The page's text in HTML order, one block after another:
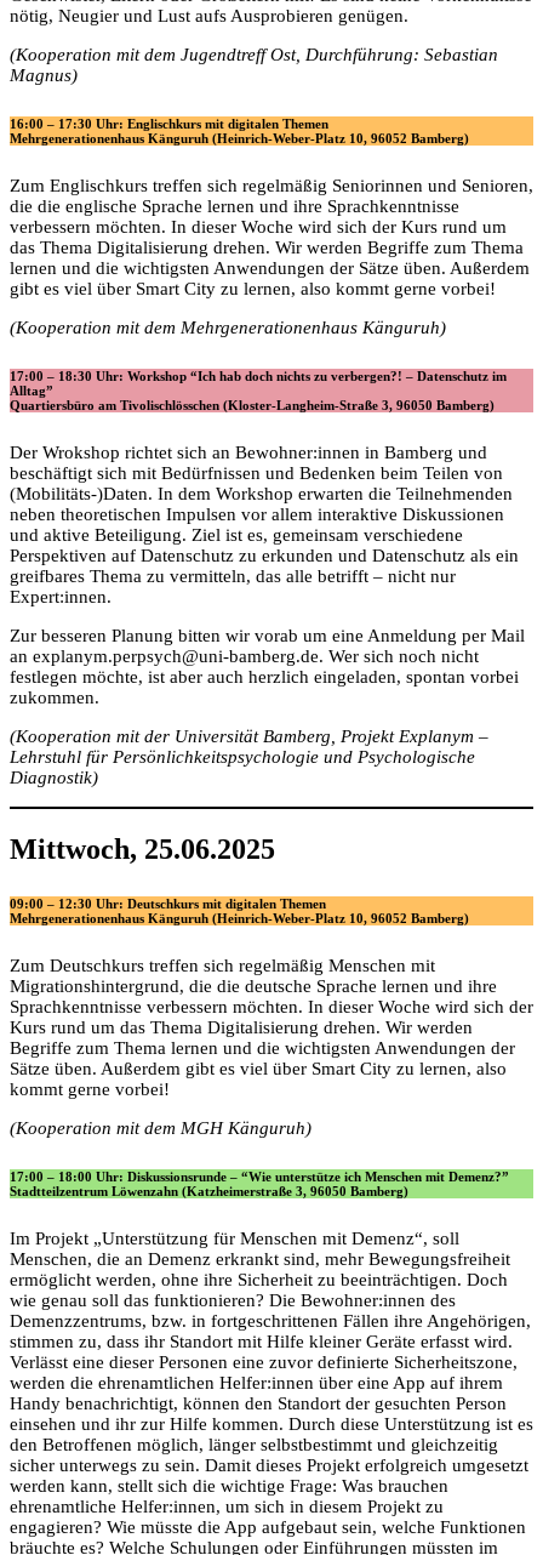
nötig, Neugier und Lust aufs Ausprobieren genügen.
(Kooperation mit dem Jugendtreff Ost, Durchführung: Sebastian
Magnus)
16:00 – 17:30 Uhr: Englischkurs mit digitalen Themen
Mehrgenerationenhaus Känguruh (Heinrich-Weber-Platz 10, 96052 Bamberg)
Zum Englischkurs treffen sich regelmäßig Seniorinnen und Senioren,
die die englische Sprache lernen und ihre Sprachkenntnisse
verbessern möchten. In dieser Woche wird sich der Kurs rund um
das Thema Digitalisierung drehen. Wir werden Begriffe zum Thema
lernen und die wichtigsten Anwendungen der Sätze üben. Außerdem
gibt es viel über Smart City zu lernen, also kommt gerne vorbei!
(Kooperation mit dem Mehrgenerationenhaus Känguruh)
17:00 – 18:30 Uhr: Workshop “Ich hab doch nichts zu verbergen?! – Datenschutz im
Alltag”
Quartiersbüro am Tivolischlösschen (Kloster-Langheim-Straße 3, 96050 Bamberg)
Der Wrokshop richtet sich an Bewohner:innen in Bamberg und
beschäftigt sich mit Bedürfnissen und Bedenken beim Teilen von
(Mobilitäts-)Daten. In dem Workshop erwarten die Teilnehmenden
neben theoretischen Impulsen vor allem interaktive Diskussionen
und aktive Beteiligung. Ziel ist es, gemeinsam verschiedene
Perspektiven auf Datenschutz zu erkunden und Datenschutz als ein
greifbares Thema zu vermitteln, das alle betrifft – nicht nur
Expert:innen.
Zur besseren Planung bitten wir vorab um eine Anmeldung per Mail
an explanym.perpsych@uni-bamberg.de. Wer sich noch nicht
festlegen möchte, ist aber auch herzlich eingeladen, spontan vorbei
zukommen.
(Kooperation mit der Universität Bamberg, Projekt Explanym –
Lehrstuhl für Persönlichkeitspsychologie und Psychologische
Diagnostik)
Mittwoch, 25.06.2025
09:00 – 12:30 Uhr: Deutschkurs mit digitalen Themen
Mehrgenerationenhaus Känguruh (Heinrich-Weber-Platz 10, 96052 Bamberg)
Zum Deutschkurs treffen sich regelmäßig Menschen mit
Migrationshintergrund, die die deutsche Sprache lernen und ihre
Sprachkenntnisse verbessern möchten. In dieser Woche wird sich der
Kurs rund um das Thema Digitalisierung drehen. Wir werden
Begriffe zum Thema lernen und die wichtigsten Anwendungen der
Sätze üben. Außerdem gibt es viel über Smart City zu lernen, also
kommt gerne vorbei!
(Kooperation mit dem MGH Känguruh)
17:00 – 18:00 Uhr: Diskussionsrunde – “Wie unterstütze ich Menschen mit Demenz?”
Stadtteilzentrum Löwenzahn (Katzheimerstraße 3, 96050 Bamberg)
Im Projekt „Unterstützung für Menschen mit Demenz“, soll
Menschen, die an Demenz erkrankt sind, mehr Bewegungsfreiheit
ermöglicht werden, ohne ihre Sicherheit zu beeinträchtigen. Doch
wie genau soll das funktionieren? Die Bewohner:innen des
Demenzzentrums, bzw. in fortgeschrittenen Fällen ihre Angehörigen,
stimmen zu, dass ihr Standort mit Hilfe kleiner Geräte erfasst wird.
Verlässt eine dieser Personen eine zuvor definierte Sicherheitszone,
werden die ehrenamtlichen Helfer:innen über eine App auf ihrem
Handy benachrichtigt, können den Standort der gesuchten Person
einsehen und ihr zur Hilfe kommen. Durch diese Unterstützung ist es
den Betroffenen möglich, länger selbstbestimmt und gleichzeitig
sicher unterwegs zu sein. Damit dieses Projekt erfolgreich umgesetzt
werden kann, stellt sich die wichtige Frage: Was brauchen
ehrenamtliche Helfer:innen, um sich in diesem Projekt zu
engagieren? Wie müsste die App aufgebaut sein, welche Funktionen
bräuchte es? Welche Schulungen oder Einführungen müssten im